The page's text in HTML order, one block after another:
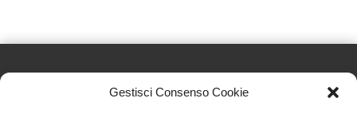
Gestisci Consenso Cookie